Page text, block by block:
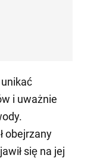
i uważnie
obejrzany
się na jej